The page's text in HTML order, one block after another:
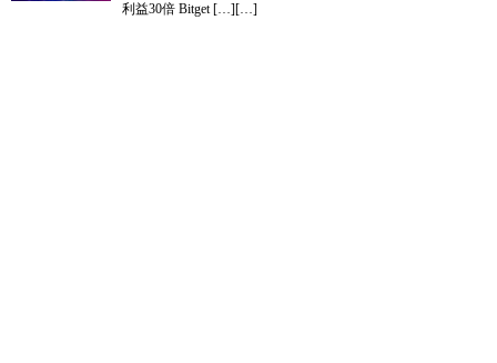
利益30倍 Bitget […][…]